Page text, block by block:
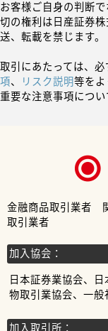
お客様ご自身の判断
切の権利は日産証券
送、転載を禁じます。
取引にあたっては、
項、 リスク説明等をよ
重要な注意事項につい
金融商品取引業者
取引業者
加入協会：
日本証券業協会、
物取引業協会、一
加入取引所：